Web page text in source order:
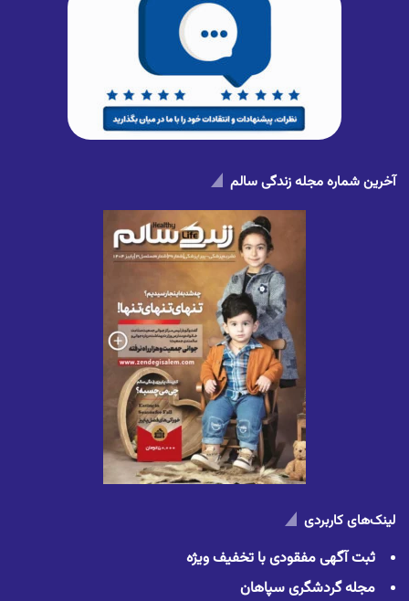
آخرین شماره مجله زندگی سالم
لینک‌های کاربردی
ثبت آگهی مفقودی با تخفیف ویژه
مجله گردشگری سپاهان